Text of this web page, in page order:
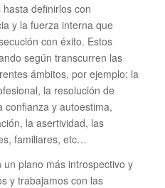
definirlos con
y la fuerza interna que
con éxito. Estos
según transcurren las
ámbitos, por ejemplo; la
la resolución de
confianza y autoestima,
la asertividad, las
familiares, etc…
un plano más introspectivo y
y trabajamos con las